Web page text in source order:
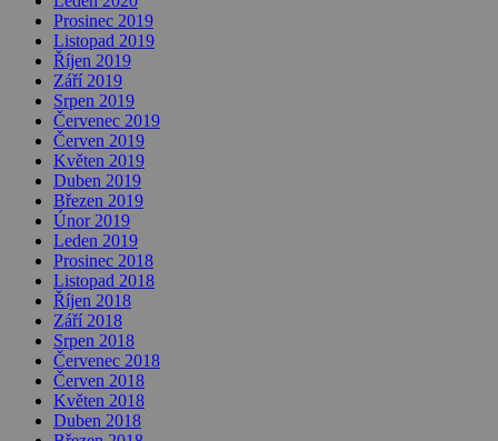
Prosinec 2019
Listopad 2019
Říjen 2019
Září 2019
Srpen 2019
Červenec 2019
Červen 2019
Květen 2019
Duben 2019
Březen 2019
Únor 2019
Leden 2019
Prosinec 2018
Listopad 2018
Říjen 2018
Září 2018
Srpen 2018
Červenec 2018
Červen 2018
Květen 2018
Duben 2018